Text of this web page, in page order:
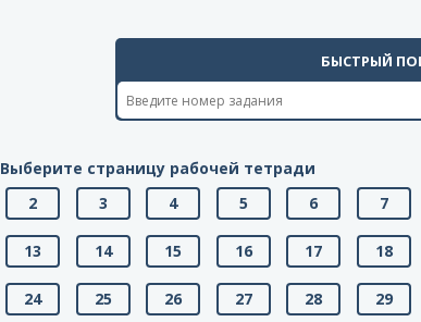
БЫСТРЫЙ
Выберите страницу рабочей тетради
2
3 4 5 6 7
13 14 15 16 17 18
24 25 26 27 28 29